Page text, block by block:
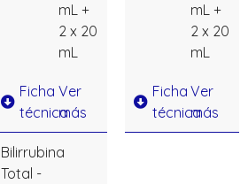
mL +
2 x 20
mL
Ficha
técnica
Ver
más
mL +
2 x 20
mL
Ficha
técnica
Ver
más
Bilirrubina
Total -